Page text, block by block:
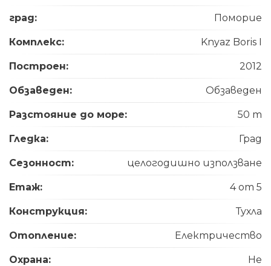
град: Поморие
Комплекс: Knyaz Boris I
Построен: 2012
Обзаведен: Обзаведен
Разстояние до море: 50 m
Гледка: Град
Сезонност: целогодишно използване
Етаж: 4 от 5
Конструкция: Тухла
Отопление: Електричество
Охрана: Не